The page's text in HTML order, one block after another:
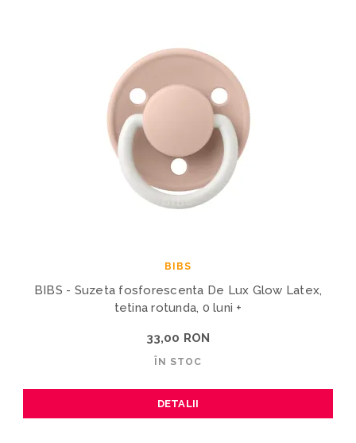
BIBS
BIBS - Suzeta fosforescenta De Lux Glow Latex,
tetina rotunda, 0 luni +
33,00 RON
ÎN STOC
DETALII